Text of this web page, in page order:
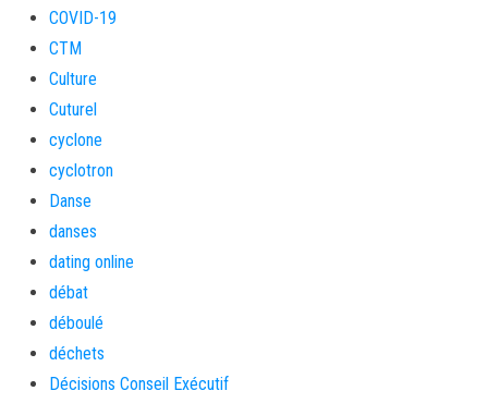
COVID-19
CTM
Culture
Cuturel
cyclone
cyclotron
Danse
danses
dating online
débat
déboulé
déchets
Décisions Conseil Exécutif